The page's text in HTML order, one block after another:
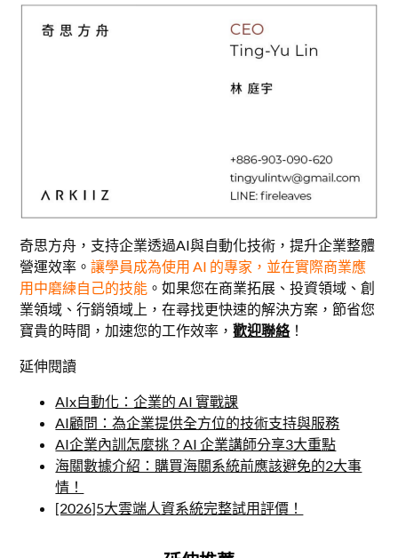
奇思方舟，支持企業透過AI與自動化技術，提升企業整體
營運效率。讓學員成為使用 AI 的專家，並在實際商業應
用中磨練自己的技能 。如果您在商業拓展、投資領域、創
業領域、行銷領域上，在尋找更快速的解決方案，節省您
寶貴的時間，加速您的工作效率，歡迎聯絡！
延伸閱讀
AIx自動化：企業的 AI 實戰課
AI顧問：為企業提供全方位的技術支持與服務
AI企業內訓怎麼挑？AI 企業講師分享3大重點
海關數據介紹：購買海關系統前應該避免的2大事
情！
[2026]5大雲端人資系統完整試用評價！